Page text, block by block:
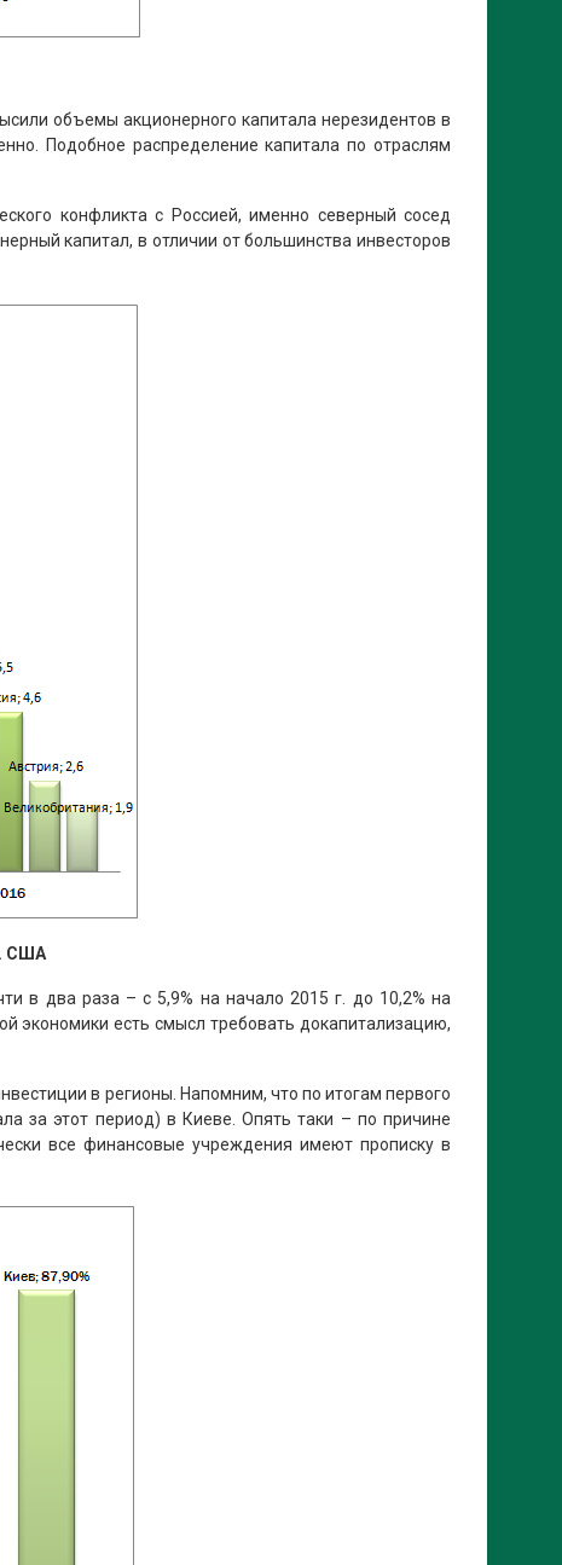
объемы акционерного капитала нерезидентов в
Подобное распределение капитала по отраслям
конфликта с Россией, именно северный сосед
капитал, в отличии от большинства инвесторов
США
в два раза – с 5,9% на начало 2015 г. до 10,2% на
экономики есть смысл требовать докапитализацию,
в регионы. Напомним, что по итогам первого
за этот период) в Киеве. Опять таки – по причине
все финансовые учреждения имеют прописку в